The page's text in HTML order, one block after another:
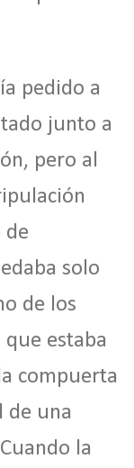
pedido a
junto a
pero al
de
solo
de los
estaba
compuerta
de una
la